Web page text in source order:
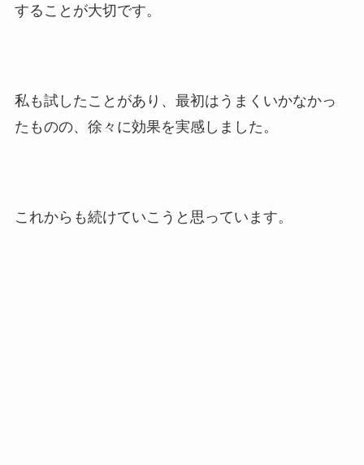
することが大切です。
私も試したことがあり、最初はうまくいかなかっ
たものの、徐々に効果を実感しました。
これからも続けていこうと思っています。